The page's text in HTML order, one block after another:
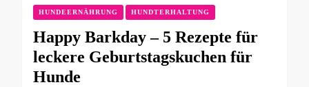
HUNDEERNÄHRUNG HUNDTERHALTUNG
Happy Barkday – 5 Rezepte für
leckere Geburtstagskuchen für
Hunde